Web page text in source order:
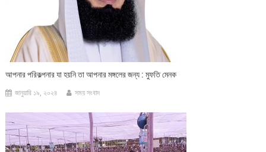
আপনার পরিকল্পনার যা হয়নি তা আপনার মঙ্গলের জন্য : মুফতি মেনক
জানুয়ারি ১৯, ২০২৪ সময় সংবাদ